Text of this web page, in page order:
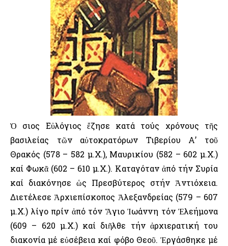
Ὁ Ὅσιος Εὐλόγιος ἔζησε κατά τούς χρόνους τῆς
βασιλείας τῶν αὐτοκρατόρων Τιβερίου Α’ τοῦ
Θρακός (578 – 582 μ.Χ.), Μαυρικίου (582 – 602 μ.Χ.)
καί Φωκᾶ (602 – 610 μ.Χ.). Καταγόταν ἀπό τήν Συρία
καί διακόνησε ὡς Πρεσβύτερος στήν Ἀντιόχεια.
Διετέλεσε Ἀρχιεπίσκοπος Ἀλεξανδρείας (579 – 607
μ.Χ.) λίγο πρίν ἀπό τόν Ἅγιο Ἰωάννη τόν Ἐλεήμονα
(609 – 620 μ.Χ.) καί διῆλθε τήν ἀρχιερατική του
διακονία μέ εὐσέβεια καί φόβο Θεοῦ. Ἐργάσθηκε μέ